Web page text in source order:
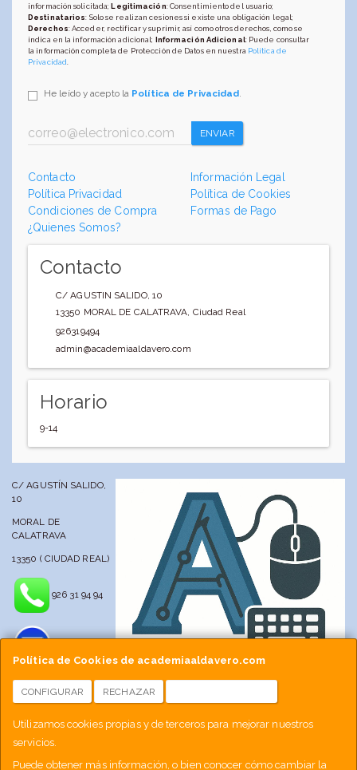
Política de Cookies de academiaaldavero.com
CONFIGURAR RECHAZAR
Utilizamos cookies propias y de terceros para mejorar nuestros
servicios.
Puede obtener más información, o bien conocer cómo cambiar la
información solicitada;Legitimación: Consentimiento del usuario;
Destinatarios: Solo se realizan cesiones si existe una obligación legal;
Derechos: Acceder, rectificar y suprimir, así como otros derechos, como se
indica en la información adicional; Información Adicional: Puede consultar
la información completa de Protección de Datos en nuestra Política de
Privacidad
He leído y acepto la Política de Privacidad.
ENVIAR
Contacto
Información Legal
Política Privacidad
Política de Cookies
Condiciones de Compra
Formas de Pago
¿Quienes Somos?
Contacto
C/ AGUSTIN SALIDO, 10
13350 MORAL DE CALATRAVA, Ciudad Real
926319494
admin@academiaaldavero.com
Horario
9-14
C/ AGUSTÍN SALIDO,
10
MORAL DE
CALATRAVA
13350 ( CIUDAD REAL)
926 31 94 94